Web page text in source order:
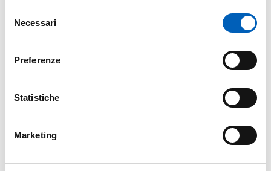
delNecessari
Preferenze
Statistiche
Marketing
PDF